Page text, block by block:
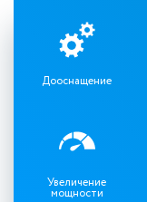
Дооснащение
Увеличение
мощности